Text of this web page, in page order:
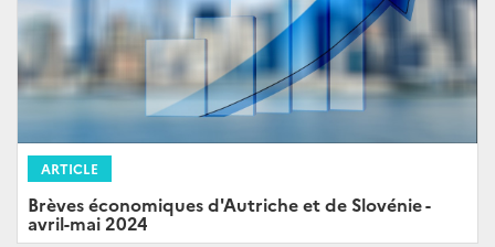
ARTICLE
Brèves économiques d'Autriche et de Slovénie -
avril-mai 2024